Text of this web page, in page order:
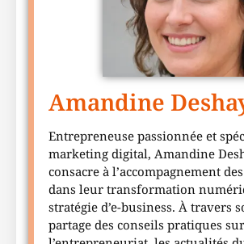
Amandine
Entrepreneuse passionnée et
marketing digital, Amandine
consacre à l’accompagnement
dans leur transformation
stratégie d’e-business. À travers
partage des conseils pratiques sur